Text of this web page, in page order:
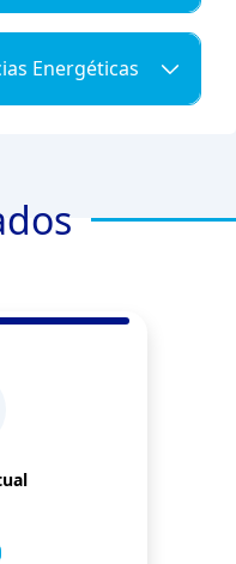
Energéticas